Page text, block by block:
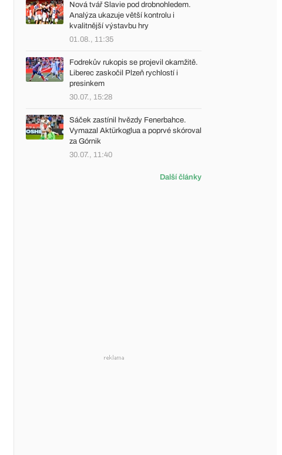
Nová tvář Slavie pod drobnohledem.
Analýza ukazuje větší kontrolu i
kvalitnější výstavbu hry
01.08., 11:35
Fodrekův rukopis se projevil okamžitě.
Liberec zaskočil Plzeň rychlostí i
presinkem
30.07., 15:28
Sáček zastínil hvězdy Fenerbahce.
Vymazal Aktürkoglua a poprvé skóroval
za Górnik
30.07., 11:40
Další články